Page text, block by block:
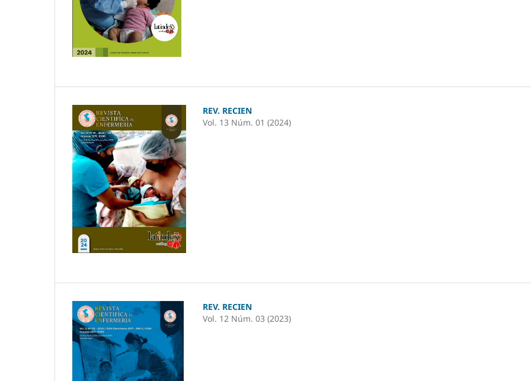
REV. RECIEN
Vol. 13 Núm. 01 (2024)
REV. RECIEN
Vol. 12 Núm. 03 (2023)